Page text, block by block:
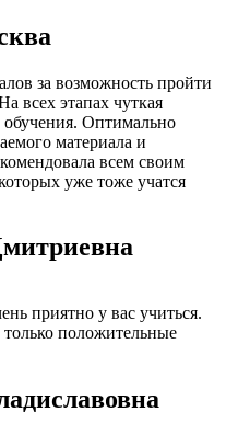
за возможность пройти
всех этапах чуткая
обучения. Оптимально
материала и
всем своим
уже тоже учатся
приятно у вас учиться.
положительные